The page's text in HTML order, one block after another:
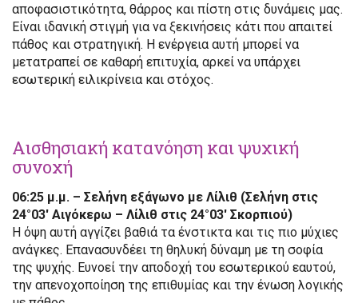
αποφασιστικότητα, θάρρος και πίστη στις δυνάμεις μας.
Είναι ιδανική στιγμή για να ξεκινήσεις κάτι που απαιτεί
πάθος και στρατηγική. Η ενέργεια αυτή μπορεί να
μετατραπεί σε καθαρή επιτυχία, αρκεί να υπάρχει
εσωτερική ειλικρίνεια και στόχος.
Αισθησιακή κατανόηση και ψυχική
συνοχή
06:25 μ.μ. – Σελήνη εξάγωνο με Λίλιθ (Σελήνη στις
24°03′ Αιγόκερω – Λίλιθ στις 24°03′ Σκορπιού)
Η όψη αυτή αγγίζει βαθιά τα ένστικτα και τις πιο μύχιες
ανάγκες. Επανασυνδέει τη θηλυκή δύναμη με τη σοφία
της ψυχής. Ευνοεί την αποδοχή του εσωτερικού εαυτού,
την απενοχοποίηση της επιθυμίας και την ένωση λογικής